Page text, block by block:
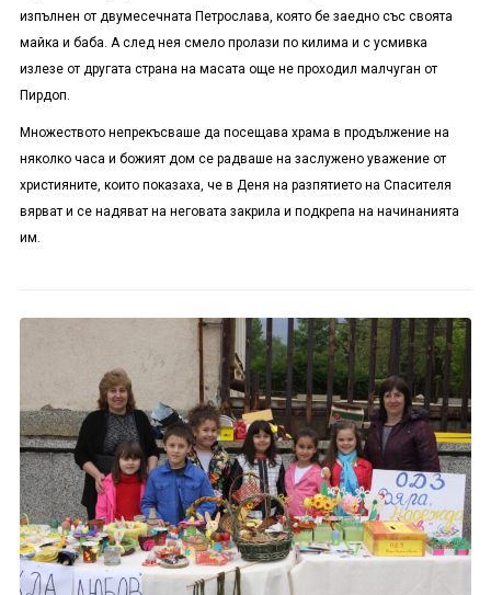
изпълнен от двумесечната Петрослава, която бе заедно със своята
майка и баба. А след нея смело пролази по килима и с усмивка
излезе от другата страна на масата още не проходил малчуган от
Пирдоп.
Множеството непрекъсваше да посещава храма в продължение на
няколко часа и божият дом се радваше на заслужено уважение от
християните, които показаха, че в Деня на разпятието на Спасителя
вярват и се надяват на неговата закрила и подкрепа на начинанията
им.